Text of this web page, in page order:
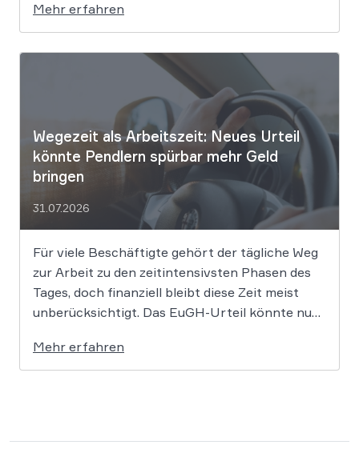
Sekundenschnelle beeindruckende Ergebnisse
liefern, wirft der Einsatz von Algorithmen in der
Kreativbranche komplexe juristische Fragen
auf. Das Urheberrecht, das Markenrecht und
das Patentrecht […]
Mehr erfahren
Wegezeit als Arbeitszeit: Neues Urteil
könnte Pendlern spürbar mehr Geld
bringen
31.07.2026
Für viele Beschäftigte gehört der tägliche Weg
zur Arbeit zu den zeitintensivsten Phasen des
Tages, doch finanziell bleibt diese Zeit meist
unberücksichtigt. Das EuGH-Urteil könnte nun
vielen Arbeitnehmern den Weg zu einer
Vergütung der Wegezeit ebnen. Wer künftig
Mehr erfahren